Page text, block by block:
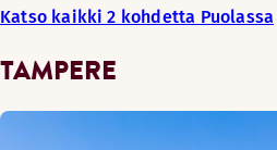
Katso kaikki 2 kohdetta Puolassa
TAMPERE